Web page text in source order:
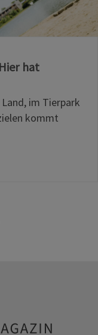
hat
im Tierpark
kommt